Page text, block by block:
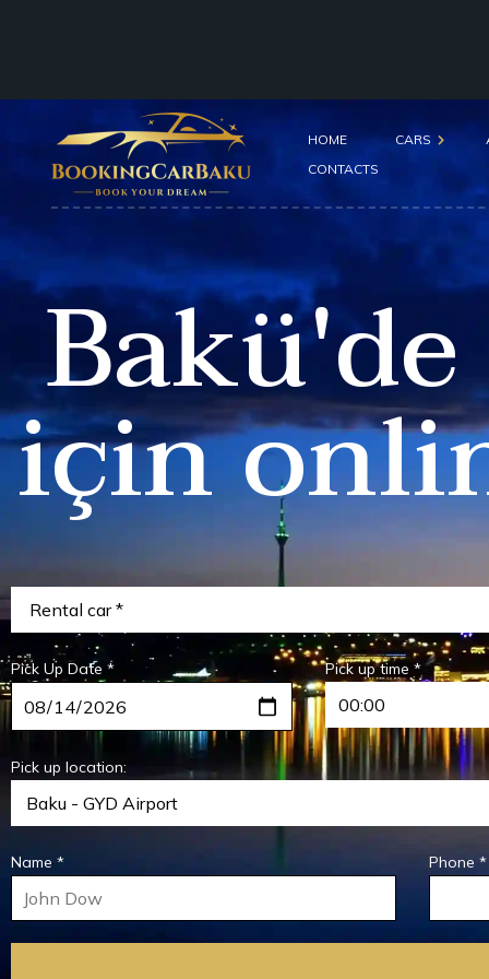
HOME CARS
Comfort Cars
Business Cars
SUVs
Minivans
Wedding Cars
CONTACTS
için
Pick Up Date * Pick up time *
Pick up location:
Name * Phone *